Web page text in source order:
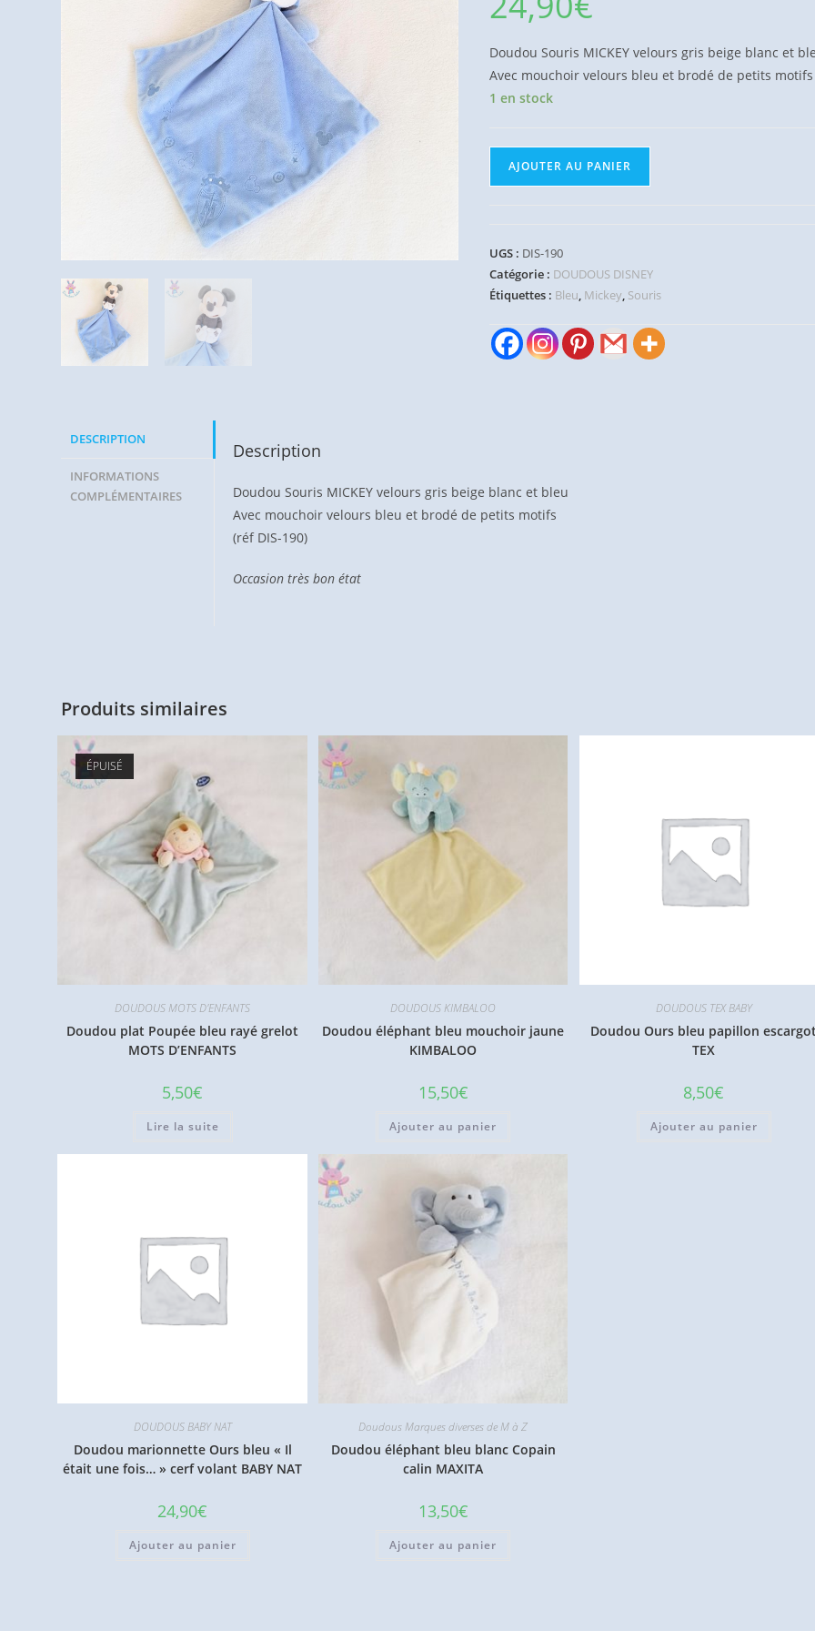
Doudou Souris MICKEY velours gris beige blanc et
Avec mouchoir velours bleu et brodé de petits motifs
1 en stock
gris
bleu
blanc
bleu
DISNEY
AJOUTER AU PANIER
UGS : DIS-190
Catégorie : DOUDOUS DISNEY
Étiquettes : Bleu, Mickey, Souris
DESCRIPTION
INFORMATIONS
COMPLÉMENTAIRES
Description
Doudou Souris MICKEY velours gris beige blanc et bleu
Avec mouchoir velours bleu et brodé de petits motifs
(réf DIS-190)
Occasion très bon état
Produits similaires
ÉPUISÉ
DOUDOUS MOTS D'ENFANTS
Doudou plat Poupée bleu rayé grelot
MOTS D’ENFANTS
5,50€
Lire la suite
DOUDOUS KIMBALOO
Doudou éléphant bleu mouchoir jaune
KIMBALOO
15,50€
Ajouter au panier
DOUDOUS TEX BABY
Doudou Ours bleu papillon
TEX
8,50€
Ajouter au panier
DOUDOUS BABY NAT
Doudou marionnette Ours bleu « Il
était une fois… » cerf volant BABY NAT
24,90€
Ajouter au panier
Doudous Marques diverses de M à Z
Doudou éléphant bleu blanc Copain
calin MAXITA
13,50€
Ajouter au panier